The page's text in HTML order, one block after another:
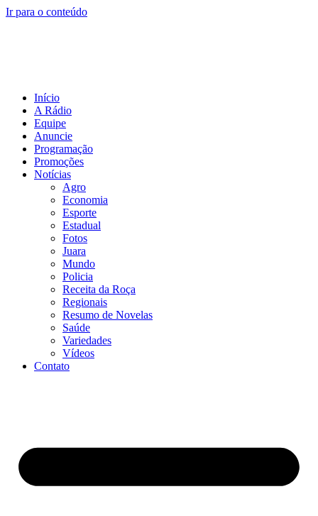
Ir para o conteúdo
Início
A Rádio
Equipe
Anuncie
Programação
Promoções
Notícias
Agro
Economia
Esporte
Estadual
Fotos
Juara
Mundo
Policia
Receita da Roça
Regionais
Resumo de Novelas
Saúde
Variedades
Vídeos
Contato